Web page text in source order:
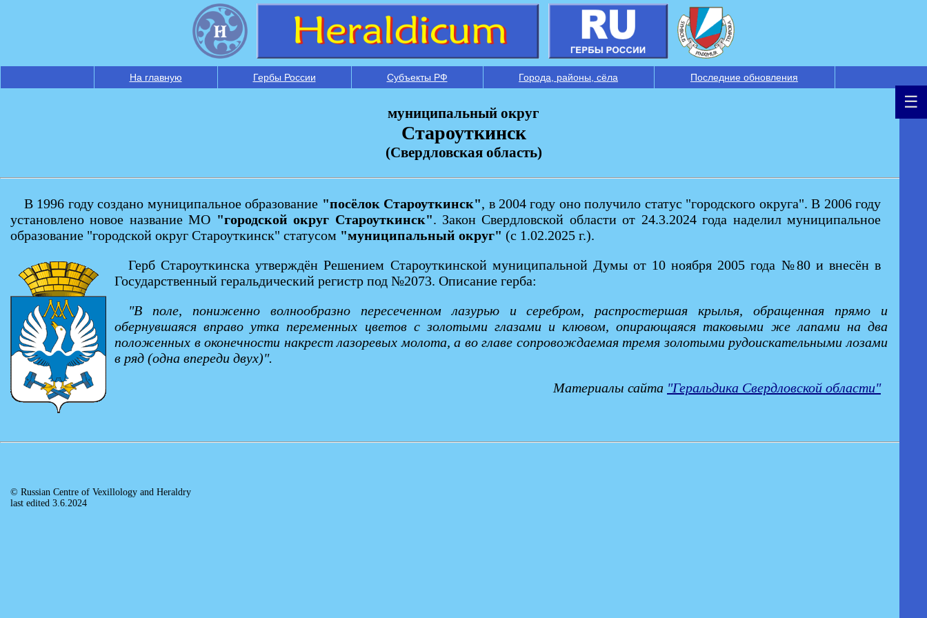
На главную Гербы России Субъекты РФ Города, районы, сёла Последние обновления
муниципальный округ
Староуткинск
(Свердловская область)
В 1996 году создано муниципальное образование "посёлок Староуткинск", в 2004 году оно получило статус "городского округа". В 2006 году
установлено новое название МО "городской округ Староуткинск". Закон Свердловской области от 24.3.2024 года наделил муниципальное
образование "городской округ Староуткинск" статусом "муниципальный округ" (с 1.02.2025 г.).
Герб Cтароуткинска утверждён Решением Староуткинской муниципальной Думы от 10 ноября 2005 года №80 и внесён в
Государственный геральдический регистр под №2073. Описание герба:
"В поле, пониженно волнообразно пересеченном лазурью и серебром, распростершая крылья, обращенная прямо и
обернувшаяся вправо утка переменных цветов с золотыми глазами и клювом, опирающаяся таковыми же лапами на два
положенных в оконечности накрест лазоревых молота, а во главе сопровождаемая тремя золотыми рудоискательными лозами
в ряд (одна впереди двух)".
Материалы сайта "Геральдика Свердловской области"
© Russian Centre of Vexillology and Heraldry
last edited 3.6.2024